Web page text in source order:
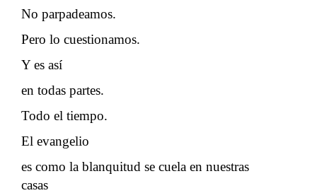
No parpadeamos.
Pero lo cuestionamos.
Y es así
en todas partes.
Todo el tiempo.
El evangelio
es como la blanquitud se cuela en nuestras
casas